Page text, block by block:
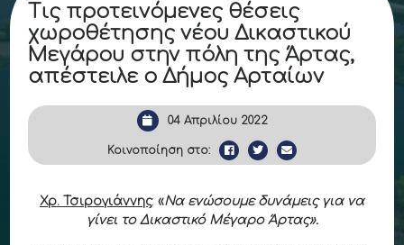
Τις προτεινόμενες θέσεις
χωροθέτησης νέου Δικαστικού
Μεγάρου στην πόλη της Άρτας,
απέστειλε ο Δήμος Αρταίων
04 Απριλίου 2022
Κοινοποίηση στο:
Χρ. Τσιρογιάννης: «Να ενώσουμε δυνάμεις για να
γίνει το Δικαστικό Μέγαρο Άρτας».